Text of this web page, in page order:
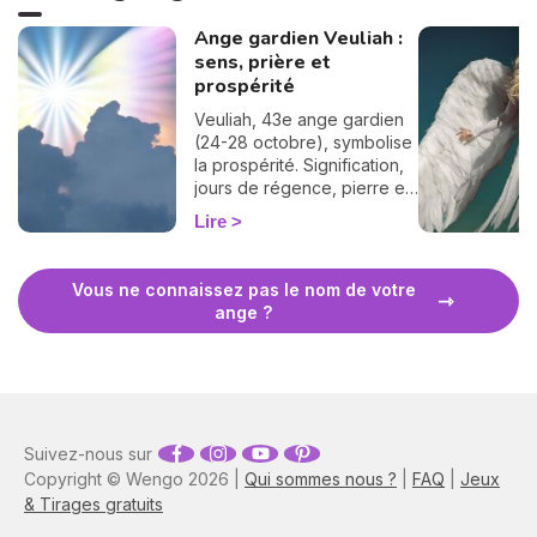
Ange gardien Veuliah :
sens, prière et
prospérité
Veuliah, 43e ange gardien
(24-28 octobre), symbolise
la prospérité. Signification,
jours de régence, pierre et
prière pour l'invoquer.
Lire
Vous ne connaissez pas le nom de votre
ange ?
Copyright © Wengo 2026 | Qui sommes nous ? FAQ
Jeux
& Tirages gratuits
Suivez-nous sur